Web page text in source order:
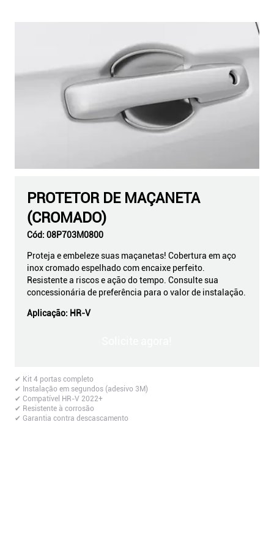
PROTETOR DE MAÇANETA
(CROMADO)
Cód: 08P703M0800
Proteja e embeleze suas maçanetas! Cobertura em aço
inox cromado espelhado com encaixe perfeito.
Resistente a riscos e ação do tempo. Consulte sua
concessionária de preferência para o valor de instalação.
Aplicação: HR-V
✔ Kit 4 portas completo
✔ Instalação em segundos (adesivo 3M)
✔ Compatível HR-V 2022+
✔ Resistente à corrosão
✔ Garantia contra descascamento